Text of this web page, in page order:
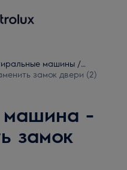
машины /
замок двери (2)
машина -
замок